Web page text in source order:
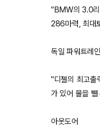
"BMW의 3.0리
286마력, 최대
독일 파워트레인
"디젤의 최고
가 있어 물을 뺄
아웃도어